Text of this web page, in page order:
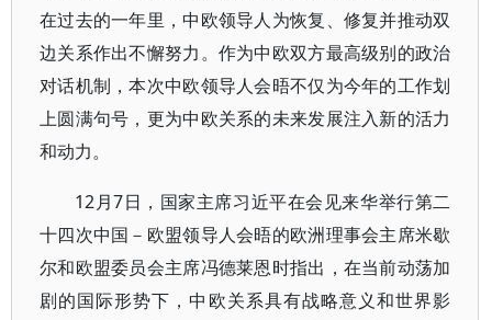
在过去的一年里，中欧领导人为恢复、修复并推动双
边关系作出不懈努力。作为中欧双方最高级别的政治
对话机制，本次中欧领导人会晤不仅为今年的工作划
上圆满句号，更为中欧关系的未来发展注入新的活力
和动力。
12月7日，国家主席习近平在会见来华举行第二
十四次中国－欧盟领导人会晤的欧洲理事会主席米歇
尔和欧盟委员会主席冯德莱恩时指出，在当前动荡加
剧的国际形势下，中欧关系具有战略意义和世界影